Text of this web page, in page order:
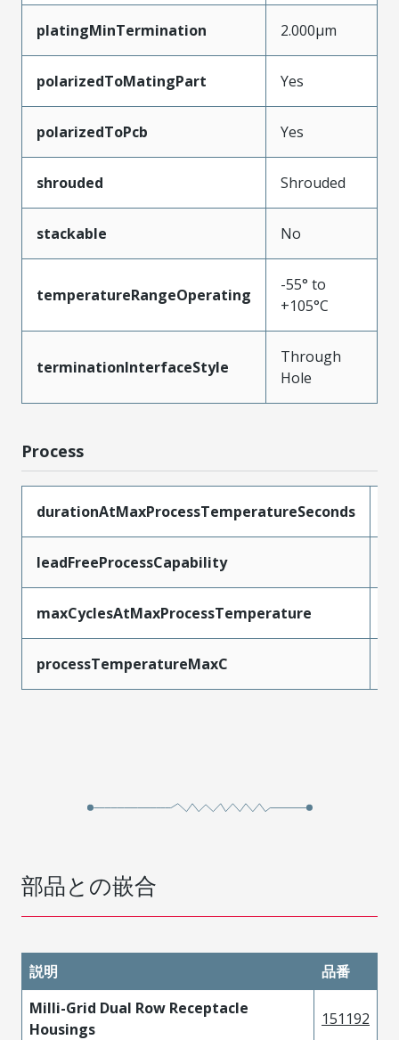
platingMinTermination 2.000µm
polarizedToMatingPart Yes
polarizedToPcb Yes
shrouded Shrouded
stackable No
temperatureRangeOperating
-55° to
+105°C
terminationInterfaceStyle
Through
Hole
Process
durationAtMaxProcessTemperatureSeconds
leadFreeProcessCapability
maxCyclesAtMaxProcessTemperature
processTemperatureMaxC
部品との嵌合
説明
品番
Milli-Grid Dual Row Receptacle
Housings
151192